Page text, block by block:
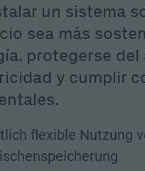
un sistema
sea más
protegerse
y cumplir
flexible Nutzung